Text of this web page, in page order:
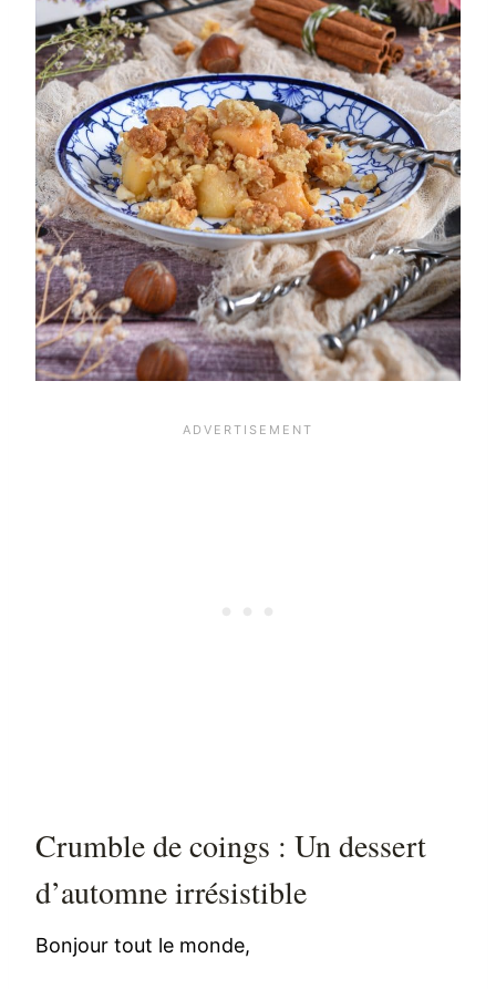
Crumble de coings : Un dessert
d’automne irrésistible
Bonjour tout le monde,